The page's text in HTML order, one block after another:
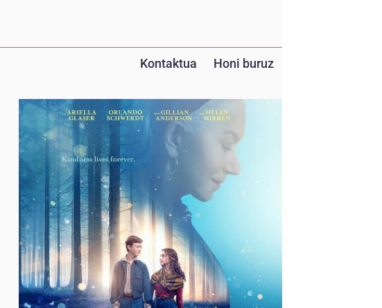
Kontaktua Honi buruz